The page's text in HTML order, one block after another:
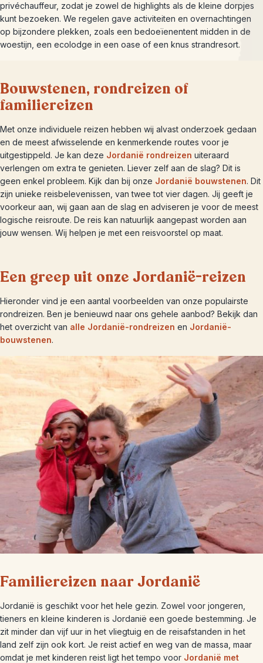
privéchauffeur, zodat je zowel de highlights als de kleine dorpjes
kunt bezoeken. We regelen gave activiteiten en overnachtingen
op bijzondere plekken, zoals een bedoeïenentent midden in de
woestijn, een ecolodge in een oase of een knus strandresort.
Bouwstenen, rondreizen of
familiereizen
Met onze individuele reizen hebben wij alvast onderzoek gedaan
en de meest afwisselende en kenmerkende routes voor je
uitgestippeld. Je kan deze Jordanië rondreizen uiteraard
verlengen om extra te genieten. Liever zelf aan de slag? Dit is
geen enkel probleem. Kijk dan bij onze Jordanië bouwstenen. Dit
zijn unieke reisbelevenissen, van twee tot vier dagen. Jij geeft je
voorkeur aan, wij gaan aan de slag en adviseren je voor de meest
logische reisroute. De reis kan natuurlijk aangepast worden aan
jouw wensen. Wij helpen je met een reisvoorstel op maat.
Een greep uit onze Jordanië-reizen
Hieronder vind je een aantal voorbeelden van onze populairste
rondreizen. Ben je benieuwd naar ons gehele aanbod? Bekijk dan
het overzicht van alle Jordanië-rondreizen en Jordanië-
bouwstenen.
Familiereizen naar Jordanië
Jordanië is geschikt voor het hele gezin. Zowel voor jongeren,
tieners en kleine kinderen is Jordanië een goede bestemming. Je
zit minder dan vijf uur in het vliegtuig en de reisafstanden in het
land zelf zijn ook kort. Je reist actief en weg van de massa, maar
omdat je met kinderen reist ligt het tempo voor Jordanië met